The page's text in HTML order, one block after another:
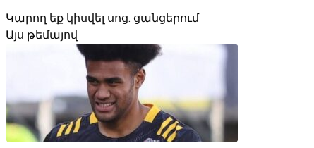
Կարող եք կիսվել սոց․ ցանցերում
Այս թեմայով